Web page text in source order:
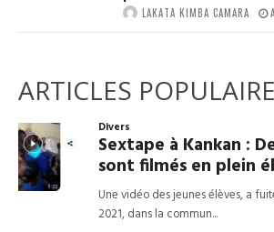
LAKATA KIMBA CAMARA
ARTICLES